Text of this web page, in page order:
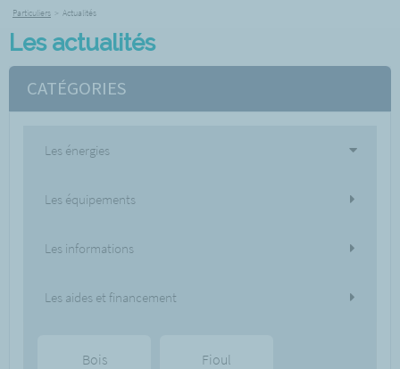
Particuliers > Actualités
Les actualités
CATÉGORIES
Les énergies
Les équipements
Les informations
Les aides et financement
Bois Fioul